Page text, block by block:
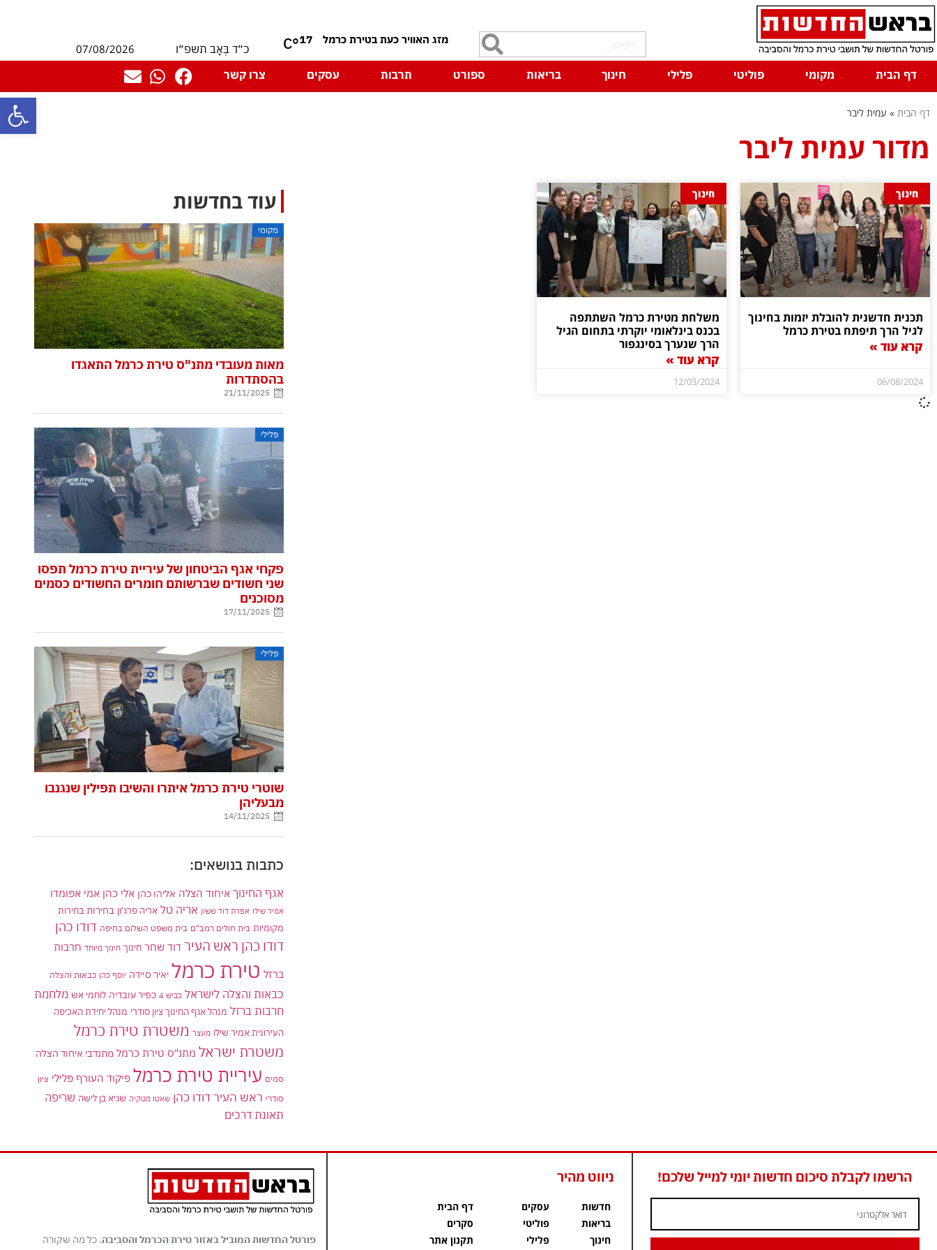
פתח
17
°C כ״ד בְּאָב תשפ״ו
07/08/2026
דף הבית
מקומי פוליטי פלילי חינוך בריאות ספורט תרבות עסקים צרו קשר
דף הבית » עמית ליבר
מדור עמית ליבר
חינוך
תכנית חדשנית להובלת יזמות בחינוך
לגיל הרך תיפתח בטירת כרמל
קרא עוד »
06/08/2024
חינוך
משלחת מטירת כרמל השתתפה
בכנס בינלאומי יוקרתי בתחום הגיל
הרך שנערך בסינגפור
קרא עוד »
12/03/2024
עוד בחדשות
מקומי
מאות מעובדי מתנ"ס טירת כרמל התאגדו
בהסתדרות
21/11/2025
פלילי
פקחי אגף הביטחון של עיריית טירת כרמל תפסו
שני חשודים שברשותם חומרים החשודים כסמים
מסוכנים
17/11/2025
פלילי
שוטרי טירת כרמל איתרו והשיבו תפילין שנגנבו
מבעליהן
14/11/2025
כתבות בנושאים:
אגף החינוך איחוד הצלה אליהו כהן אלי כהן אמי אפומדו
אמיר שילו אפרת דוד ששון אריה טל אריה פרג'ון בחירות בחירות
מקומיות בית חולים רמב"ם בית משפט השלום בחיפה דודו כהן
דודו כהן ראש העיר דוד שחר חינוך חינוך מיוחד חרבות
ברזל טירת כרמל יאיר סיידה יוסף כהן כבאות והצלה
כבאות והצלה לישראל כביש 4 כפיר עובדיה לוחמי אש מלחמת
חרבות ברזל מנהל אגף החינוך ציון סודרי מנהל יחידת האכיפה
העירונית אמיר שילו מעצר משטרת טירת כרמל
משטרת ישראל מתנ"ס טירת כרמל מתנדבי איחוד הצלה
סמים עיריית טירת כרמל פיקוד העורף פלילי ציון
סודרי ראש העיר דודו כהן שאטו מטקיה שגיא בן לישה שריפה
תאונת דרכים
הרשמו לקבלת סיכום חדשות יומי למייל שלכם! ניווט מהיר
חדשות
בריאות
חינוך
עסקים
פוליטי
פלילי
דף הבית
סקרים
תקנון אתר
פורטל החדשות המוביל באזור טירת הכרמל והסביבה. כל מה שקורה